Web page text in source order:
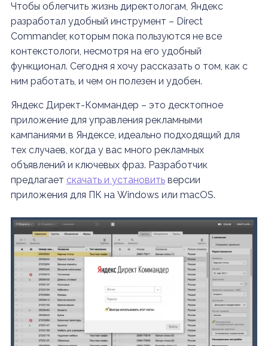
Чтобы облегчить жизнь директологам, Яндекс
разработал удобный инструмент – Direct
Commander, которым пока пользуются не все
контекстологи, несмотря на его удобный
функционал. Сегодня я хочу рассказать о том, как с
ним работать, и чем он полезен и удобен.
Яндекс Директ-Коммандер – это десктопное
приложение для управления рекламными
кампаниями в Яндексе, идеально подходящий для
тех случаев, когда у вас много рекламных
объявлений и ключевых фраз. Разработчик
предлагает скачать и установитьверсии
приложения для ПК на Windows или macOS.